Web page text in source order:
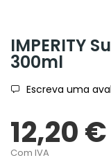
IMPERITY
300ml
Escreva uma
12,20 €
Com IVA